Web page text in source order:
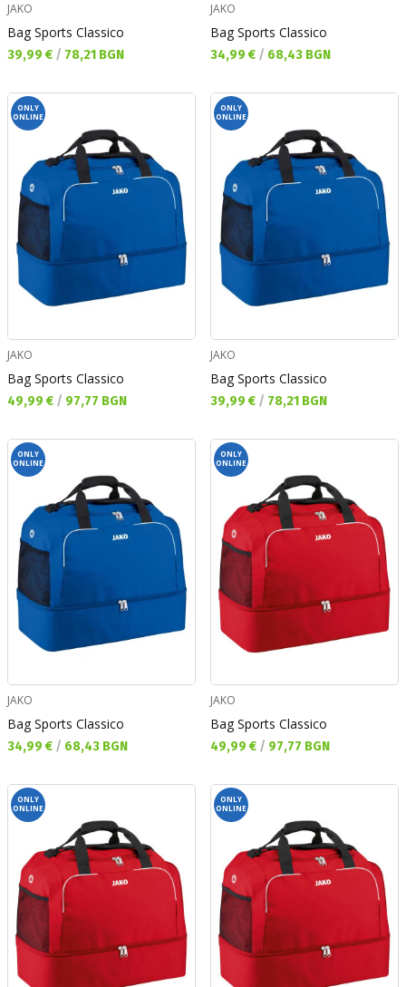
JAKO
Bag Sports Classico
Текуща цена:
39,99 € / 78,21 BGN
JAKO
Bag Sports Classico
Текуща цена:
34,99 € / 68,43 BGN
ONLY
ONLINE
JAKO
Bag Sports Classico
Текуща цена:
49,99 € / 97,77 BGN
ONLY
ONLINE
JAKO
Bag Sports Classico
Текуща цена:
39,99 € / 78,21 BGN
ONLY
ONLINE
JAKO
Bag Sports Classico
Текуща цена:
34,99 € / 68,43 BGN
ONLY
ONLINE
JAKO
Bag Sports Classico
Текуща цена:
49,99 € / 97,77 BGN
ONLY
ONLINE
ONLY
ONLINE